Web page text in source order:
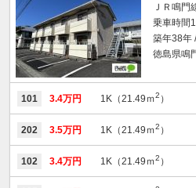
ＪＲ鳴門
乗車時
築年38年
徳島県鳴
101 3.4万円 1K（21.49ｍ2 ）
202 3.5万円 1K（21.49ｍ2 ）
102 3.4万円 1K（21.49ｍ2 ）